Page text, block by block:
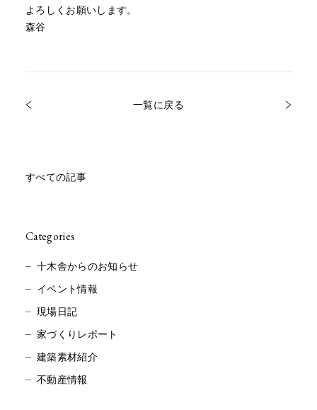
よろしくお願いします。
森谷
一覧に戻る
すべての記事
Categories
十木舎からのお知らせ
イベント情報
現場日記
家づくりレポート
建築素材紹介
不動産情報